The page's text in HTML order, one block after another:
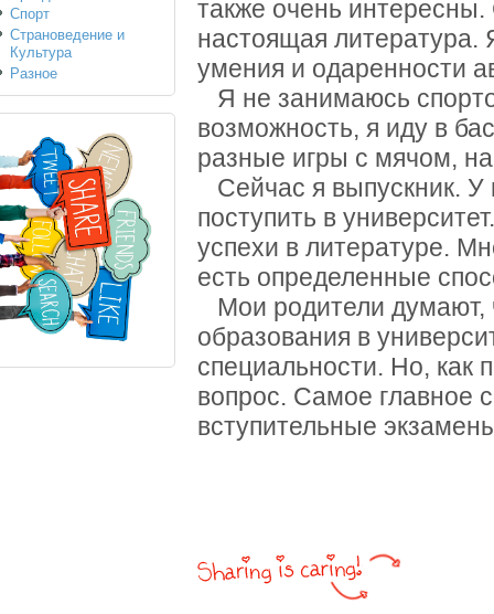
также очень
настоящая литература.
умения и одаренности
Я не занимаюсь
возможность, я иду в
разные игры с мячом,
Сейчас я выпускник.
поступить в
успехи в литературе.
есть определенные
Мои родители думают,
образования в
специальности. Но, как
вопрос. Самое главное
вступительные
Спорт
Страноведение и
Культура
Разное